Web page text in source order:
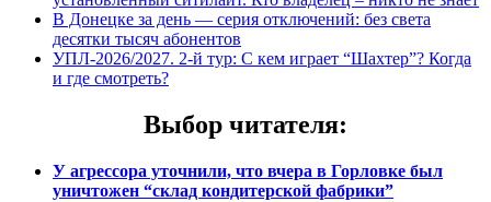
В Донецке за день — серия отключений: без света
десятки тысяч абонентов
УПЛ-2026/2027. 2-й тур: С кем играет “Шахтер”? Когда
и где смотреть?
Выбор читателя:
У агрессора уточнили, что вчера в Горловке был
уничтожен “склад кондитерской фабрики”